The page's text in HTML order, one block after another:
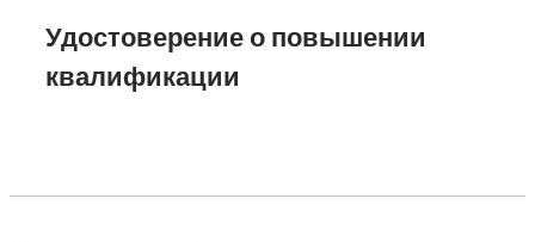
Удостоверение о повышении
квалификации